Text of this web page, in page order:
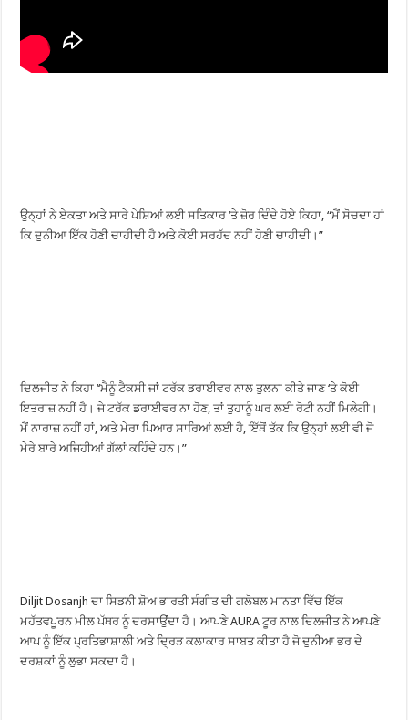
ਉਨ੍ਹਾਂ ਨੇ ਏਕਤਾ ਅਤੇ ਸਾਰੇ ਪੇਸ਼ਿਆਂ ਲਈ ਸਤਿਕਾਰ ‘ਤੇ ਜ਼ੋਰ ਦਿੰਦੇ ਹੋਏ ਕਿਹਾ, “ਮੈਂ ਸੋਚਦਾ ਹਾਂ
ਕਿ ਦੁਨੀਆ ਇੱਕ ਹੋਣੀ ਚਾਹੀਦੀ ਹੈ ਅਤੇ ਕੋਈ ਸਰਹੱਦ ਨਹੀਂ ਹੋਣੀ ਚਾਹੀਦੀ।”
ਦਿਲਜੀਤ ਨੇ ਕਿਹਾ ‘‘ਮੈਨੂੰ ਟੈਕਸੀ ਜਾਂ ਟਰੱਕ ਡਰਾਈਵਰ ਨਾਲ ਤੁਲਨਾ ਕੀਤੇ ਜਾਣ ‘ਤੇ ਕੋਈ
ਇਤਰਾਜ਼ ਨਹੀਂ ਹੈ। ਜੇ ਟਰੱਕ ਡਰਾਈਵਰ ਨਾ ਹੋਣ, ਤਾਂ ਤੁਹਾਨੂੰ ਘਰ ਲਈ ਰੋਟੀ ਨਹੀਂ ਮਿਲੇਗੀ।
ਮੈਂ ਨਾਰਾਜ਼ ਨਹੀਂ ਹਾਂ, ਅਤੇ ਮੇਰਾ ਪਿਆਰ ਸਾਰਿਆਂ ਲਈ ਹੈ, ਇੱਥੋਂ ਤੱਕ ਕਿ ਉਨ੍ਹਾਂ ਲਈ ਵੀ ਜੋ
ਮੇਰੇ ਬਾਰੇ ਅਜਿਹੀਆਂ ਗੱਲਾਂ ਕਹਿੰਦੇ ਹਨ।”
Diljit Dosanjh ਦਾ ਸਿਡਨੀ ਸ਼ੋਅ ਭਾਰਤੀ ਸੰਗੀਤ ਦੀ ਗਲੋਬਲ ਮਾਨਤਾ ਵਿੱਚ ਇੱਕ
ਮਹੱਤਵਪੂਰਨ ਮੀਲ ਪੱਥਰ ਨੂੰ ਦਰਸਾਉਂਦਾ ਹੈ। ਆਪਣੇ AURA ਟੂਰ ਨਾਲ ਦਿਲਜੀਤ ਨੇ ਆਪਣੇ
ਆਪ ਨੂੰ ਇੱਕ ਪ੍ਰਤਿਭਾਸ਼ਾਲੀ ਅਤੇ ਦ੍ਰਿੜ ਕਲਾਕਾਰ ਸਾਬਤ ਕੀਤਾ ਹੈ ਜੋ ਦੁਨੀਆ ਭਰ ਦੇ
ਦਰਸ਼ਕਾਂ ਨੂੰ ਲੁਭਾ ਸਕਦਾ ਹੈ।